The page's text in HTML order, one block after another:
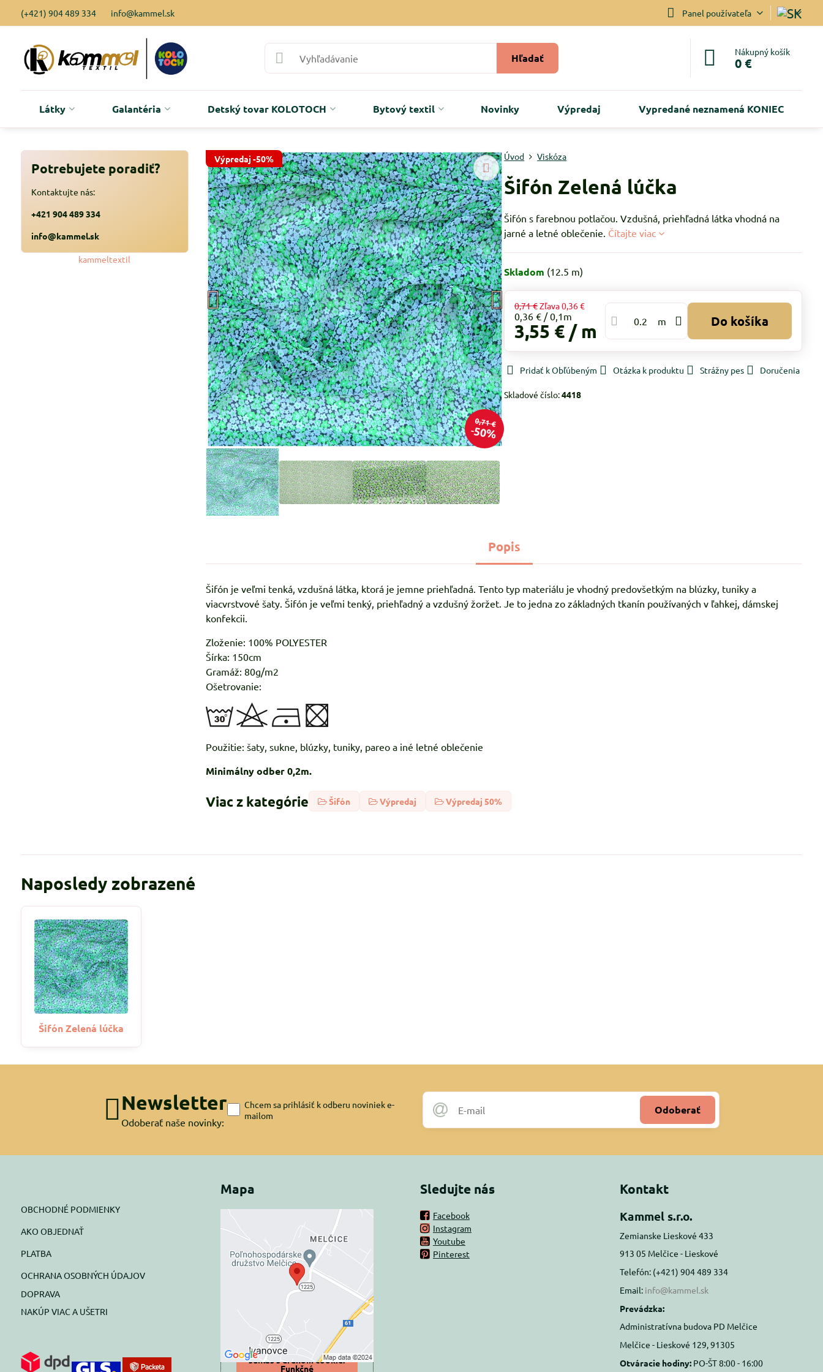
(+421) 904 489 334 info@kammel.sk Panel používateľa
Hľadať Nákupný košík
0 €
Látky Galantéria Detský tovar KOLOTOCH Bytový textil Novinky Výpredaj Vypredané neznamená KONIEC
Výpredaj -50%
0,71 €
50%
Úvod Viskóza
Šifón Zelená lúčka
Šifón s farebnou potlačou. Vzdušná, priehľadná látka vhodná na
jarné a letné oblečenie. Čítajte viac
Skladom (12.5 m)
0,71 €Zľava0,36 €
0,36 €
3,55 € / m m Do košíka
Pridať k Obľúbeným Otázka k produktu Strážny pes Doručenia
Skladové číslo:4418
Popis
Šifón je veľmi tenká, vzdušná látka, ktorá je jemne priehľadná. Tento typ materiálu je vhodný predovšetkým na blúzky, tuniky a
viacvrstvové šaty. Šifón je veľmi tenký, priehľadný a vzdušný žoržet. Je to jedna zo základných tkanín používaných v ľahkej, dámskej
konfekcii.
Zloženie: 100% POLYESTER
Šírka: 150cm
Gramáž: 80g/m2
Ošetrovanie:
Použitie: šaty, sukne, blúzky, tuniky, pareo a iné letné oblečenie
Minimálny odber 0,2m.
Viac z kategórie Šifón Výpredaj Výpredaj 50%
Potrebujete poradiť?
Kontaktujte nás:
+421 904 489 334
info@kammel.sk
kammeltextil
Naposledy zobrazené
Šifón Zelená lúčka
Newsletter
Odoberať naše novinky:
Odoberať
Chcem sa prihlásiť k odberu noviniek e-
mailom
OBCHODNÉ PODMIENKY
AKO OBJEDNAŤ
PLATBA
OCHRANA OSOBNÝCH ÚDAJOV
DOPRAVA
NAKÚP VIAC A UŠETRI
Mapa
Externý obsah je
blokovaný Voľbami
súkromia
Prajete si načítať externý obsah?
Povoliť tentokrát
Povoliť a zapamätať -
súhlas s druhom cookie:
Funkčné
Sledujte nás
Facebook
Instagram
Youtube
Pinterest
Kontakt
Kammel s.r.o.
Zemianske Lieskové 433
913 05 Melčice - Lieskové
Telefón: (+421) 904 489 334
Email: info@kammel.sk
Prevádzka:
Administratívna budova PD Melčice
Melčice - Lieskové 129, 91305
Otváracie hodiny: PO-ŠT 8:00 - 16:00